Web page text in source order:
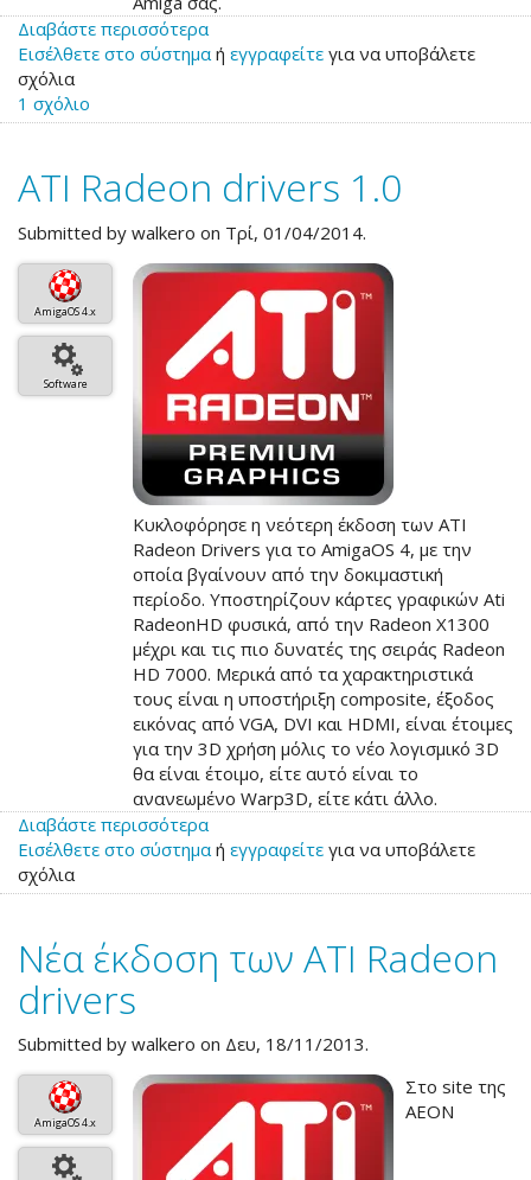
Διαβάστε περισσότεραγια
το
που
να
κάνετε
μετά
εγκατάσταση
του
νέου
AmigaOS
4.1
FE
Εισέλθετε στο σύστημαή εγγραφείτε για να υποβάλετε
σχόλια
1 σχόλιο
ATI Radeon drivers 1.0
Submitted by walkero on Τρί, 01/04/2014.
AmigaOS 4.x
Software
Κυκλοφόρησε η νεότερη έκδοση των ATI
Radeon Drivers για το AmigaOS 4, με την
οποία βγαίνουν από την δοκιμαστική
περίοδο. Υποστηρίζουν κάρτες γραφικών Ati
RadeonHD φυσικά, από την Radeon X1300
μέχρι και τις πιο δυνατές της σειράς Radeon
HD 7000. Μερικά από τα χαρακτηριστικά
τους είναι η υποστήριξη composite, έξοδος
εικόνας από VGA, DVI και HDMI, είναι έτοιμες
για την 3D χρήση μόλις το νέο λογισμικό 3D
θα είναι έτοιμο, είτε αυτό είναι το
ανανεωμένο Warp3D, είτε κάτι άλλο.
Διαβάστε περισσότερα
το
Radeon
1.0
Εισέλθετε στο σύστημα ή εγγραφείτε για να υποβάλετε
σχόλια
Νέα έκδοση των ATI Radeon
drivers
Submitted by walkero on Δευ, 18/11/2013.
AmigaOS 4.x
Στο site της
AEON